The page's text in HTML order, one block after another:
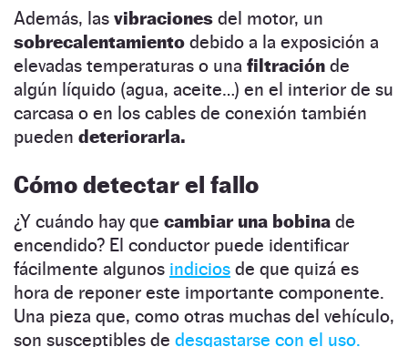
Además, las vibraciones del motor, un
sobrecalentamiento debido a la exposición a
elevadas temperaturas o una filtración de
algún líquido (agua, aceite…) en el interior de su
carcasa o en los cables de conexión también
pueden deteriorarla.
Cómo detectar el fallo
¿Y cuándo hay que cambiar una bobina de
encendido? El conductor puede identificar
fácilmente algunos indicios de que quizá es
hora de reponer este importante componente.
Una pieza que, como otras muchas del vehículo,
son susceptibles de desgastarse con el uso.